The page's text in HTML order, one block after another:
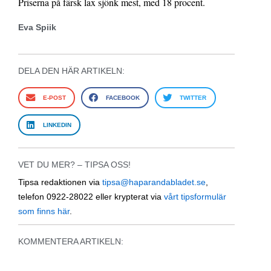
Eva Spiik
DELA DEN HÄR ARTIKELN:
E-POST FACEBOOK TWITTER
LINKEDIN
VET DU MER? – TIPSA OSS!
Tipsa redaktionen via tipsa@haparandabladet.se,
telefon 0922-28022 eller krypterat via vårt tipsformulär
som finns här.
KOMMENTERA ARTIKELN: